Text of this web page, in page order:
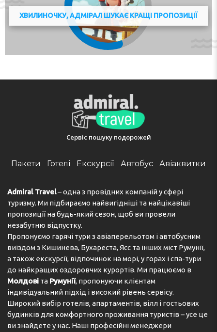
ХВИЛИНОЧКУ, АДМІРАЛ ШУКАЄ КРАЩІ ПРОПОЗИЦІЇ
Сервіс пошуку подорожей
Пакети Готелі Екскурсії Автобус Авіаквитки
Admiral Travel– одна з провідних компаній у сфері
туризму. Ми підбираємо найвигідніші та найцікавіші
пропозиції на будь-який сезон, щоб ви провели
незабутню відпустку.
Пропонуємо гарячі тури з авіаперельотом і автобусним
виїздом з Кишинева, Бухареста, Ясс та інших міст Румунії,
а також екскурсії, відпочинок на морі, у горах і спа-тури
до найкращих оздоровчих курортів. Ми працюємо в
Молдові та Румунії, пропонуючи клієнтам
індивідуальний підхід і високий рівень сервісу.
Широкий вибір готелів, апартаментів, вілл і гостьових
будинків для комфортного проживання туристів – усе це
ви знайдете у нас. Наші професійні менеджери